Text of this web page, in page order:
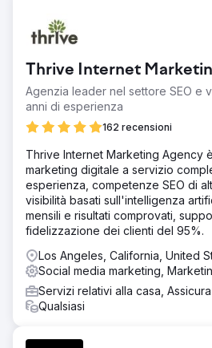
Thrive Internet
Agenzia leader nel settore SEO e
anni di esperienza
162 recensioni
Thrive Internet Marketing Agency
marketing digitale a servizio
esperienza, competenze SEO di
visibilità basati sull'intelligenza
mensili e risultati comprovati,
fidelizzazione dei clienti del 95%.
Los Angeles, California, United
Social media marketing,
Servizi relativi alla casa,
Qualsiasi